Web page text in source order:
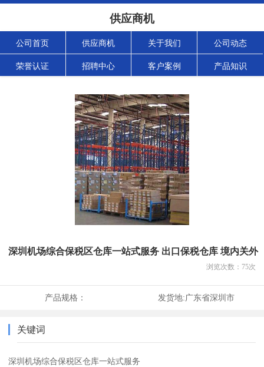
供应商机
公司首页 供应商机 关于我们 公司动态
荣誉认证 招聘中心 客户案例 产品知识
深圳机场综合保税区仓库一站式服务 出口保税仓库 境内关外
浏览次数： 75次
产品规格： 发货地:广东省深圳市
关键词
深圳机场综合保税区仓库一站式服务